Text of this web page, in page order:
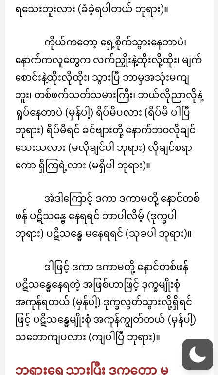
ရသေးဘူးလား (ခံခဲ့ရပါတယ် ဘုရား)။
ကိုယ်ကတော့ ရှေ့စိုက်သွားနေတာပဲ၊
နောက်ကလူတွေက လက်ညှိုးနဲ့ထိုးလို့ထိုး၊ မျက်
စောင်းနဲ့ထိုးလိုထိုး၊ သွားပြီ ဘာမှအသုံးမကျ
ဘူး၊ တစ်ဖက်သတ်သမားကြီး၊ ဘယ်လိုညာလိုနဲ့
ရှုပ်နေတာပဲ (မှန်ပါ့) ရိပ်မိပလား (ရိပ်မိ ပါပြီ
ဘုရား) ရိပ်မိရင် ခင်ဗျားတို့ နောက်ဘဝလိုချင်
သေးသလား (မလိုချင်ပါ ဘုရား) လိုချင်စရာ
ကော ရှိကြရဲ့လား (မရှိပါ ဘုရား)။
အဲဒါကြောင့် ဒကာ ဒကာမတို့ နောင်တစ်
ဖန် ပဋိသန္ဓေ နေရရင် ဘာပါလိမ့် (ဒုက္ခပါ
ဘုရား) ပဋိသန္ဓေ မနေရရင် (သုခပါ ဘုရား)။
ဒါဖြင့် ဒကာ ဒကာမတို့ နောင်တစ်ဖန်
ပဋိသန္ဓေနေရတဲ့ အဖြစ်ဟာဖြင့် ဒုက္ခမျိုးစုံ
အကုန်ရတယ် (မှန်ပါ့) ဒုက္ခလွတ်သွားလို့ရှိရင်
ဖြင့် ပဋိသန္ဓေမျိုးစုံ အကုန်ကျွတ်တယ် (မှန်ပါ့)
သဘောကျပလား (ကျပါပြီ ဘုရား)။
ဘုရားရှေ့သွားပြီး ဒုက္ခတော့ မ